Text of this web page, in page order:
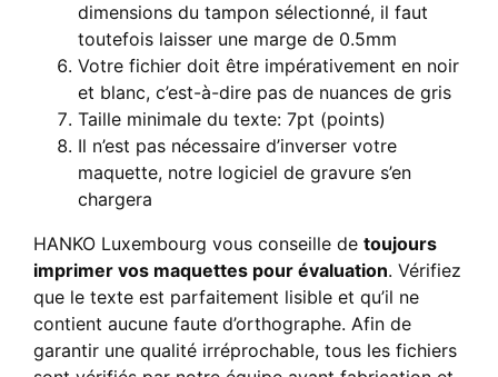
dimensions du tampon sélectionné, il faut
toutefois laisser une marge de 0.5mm
Votre fichier doit être impérativement en noir
et blanc, c’est-à-dire pas de nuances de gris
Taille minimale du texte: 7pt (points)
Il n’est pas nécessaire d’inverser votre
maquette, notre logiciel de gravure s’en
chargera
HANKO Luxembourg vous conseille detoujours
imprimer vos maquettes pour évaluation. Vérifiez
que le texte est parfaitement lisible et qu’il ne
contient aucune faute d’orthographe. Afin de
garantir une qualité irréprochable, tous les fichiers